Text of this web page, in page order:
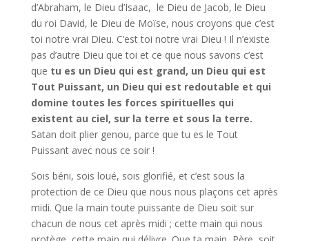
d’Abraham, le Dieu d’Isaac, le Dieu de Jacob, le Dieu
du roi David, le Dieu de Moïse, nous croyons que c’est
toi notre vrai Dieu. C’est toi notre vrai Dieu ! Il n’existe
pas d’autre Dieu que toi et ce que nous savons c’est
que tu es un Dieu qui est grand, un Dieu qui est
Tout Puissant, un Dieu qui est redoutable et qui
domine toutes les forces spirituelles qui
existent au ciel, sur la terre et sous la terre.
Satan doit plier genou, parce que tu es le Tout
Puissant avec nous ce soir !
Sois béni, sois loué, sois glorifié, et c’est sous la
protection de ce Dieu que nous nous plaçons cet après
midi. Que la main toute puissante de Dieu soit sur
chacun de nous cet après midi ; cette main qui nous